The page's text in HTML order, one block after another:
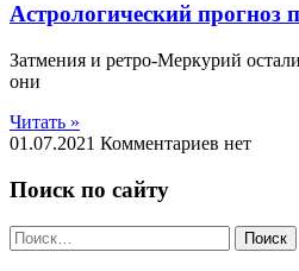
Астрологический прогноз
Затмения и ретро-Меркурий
они
Читать »
01.07.2021 Комментариев нет
Поиск по сайту
Найти: